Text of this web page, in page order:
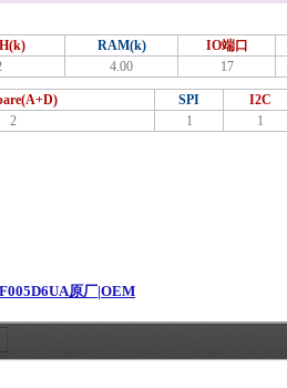
RAM(k) IO端口
4.00 17
SPI I2C
2 1 1
原厂|OEM